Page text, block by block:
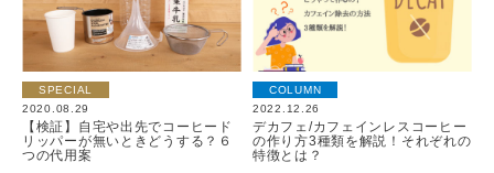
SPECIAL
2020.08.29
【検証】自宅や出先でコーヒード
リッパーが無いときどうする？６
つの代用案
COLUMN
2022.12.26
デカフェ/カフェインレスコーヒー
の作り方3種類を解説！それぞれの
特徴とは？